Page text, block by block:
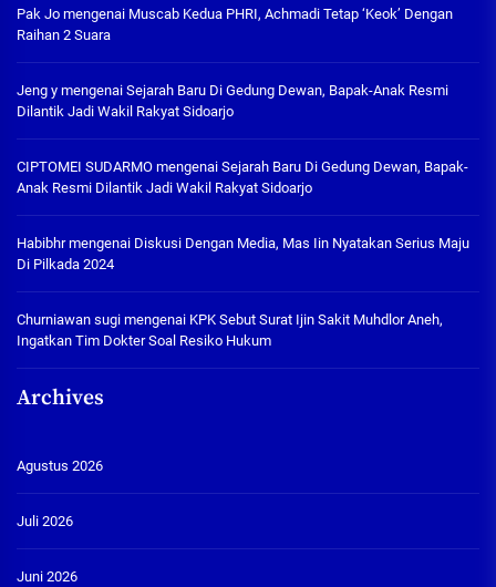
Pak Jo mengenai Muscab Kedua PHRI, Achmadi Tetap ‘Keok’ Dengan
Raihan 2 Suara
Jeng y mengenai Sejarah Baru Di Gedung Dewan, Bapak-Anak Resmi
Dilantik Jadi Wakil Rakyat Sidoarjo
CIPTOMEI SUDARMO mengenai Sejarah Baru Di Gedung Dewan, Bapak-
Anak Resmi Dilantik Jadi Wakil Rakyat Sidoarjo
Habibhrmengenai Diskusi Dengan Media, Mas Iin Nyatakan Serius Maju
Di Pilkada 2024
Churniawan sugi mengenai KPK Sebut Surat Ijin Sakit Muhdlor Aneh,
Ingatkan Tim Dokter Soal Resiko Hukum
Archives
Agustus 2026
Juli 2026
Juni 2026